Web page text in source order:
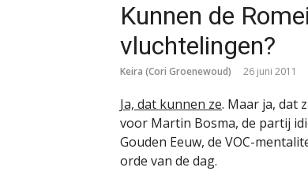
Kunnen de
vluchtelingen?
Keira (Cori Groenewoud) 26 juni 2011
Ja, dat kunnen ze. Maar ja, dat
voor Martin Bosma, de partij
Gouden Eeuw, de VOC-
orde van de dag.